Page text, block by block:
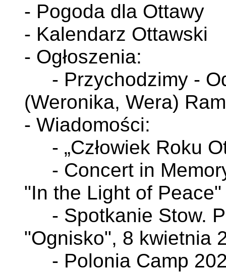
- Pogoda dla Ottawy
- Kalendarz Ottawski
- Ogłoszenia:
- Przychodzimy -
(Weronika, Wera)
- Wiadomości:
- „Człowiek Roku
- Concert in
"In the Light of Peace"
- Spotkanie Stow.
"Ognisko", 8 kwietnia
- Polonia Camp